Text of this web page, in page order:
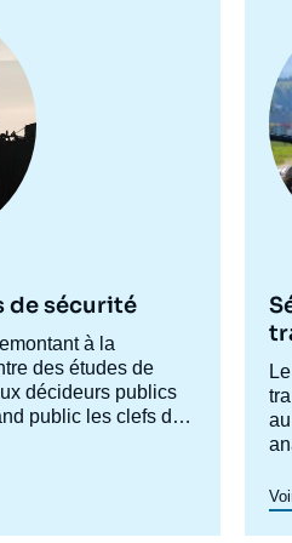
de sécurité
à la
des études de
décideurs publics
public les clefs de
à la jointure du
la crédibilité de
et la diffusion large